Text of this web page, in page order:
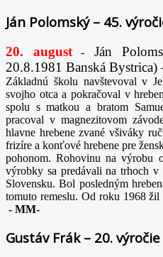
Ján Polomský – 45.
20. august-
Ján
20.8.1981 Banská Bystrica)
Základnú školu navštevoval v
svojho otca a pokračoval v
spolu s matkou a bratom
pracoval v magnezitovom
hlavne hrebene zvané všiváky
frizíre a konťové hrebene pre
pohonom. Rohovinu na výrobu
výrobky sa predávali na trhoch
Slovensku. Bol posledným
tomuto remeslu. Od roku 1968
- MM-
Gustáv Frák – 20.